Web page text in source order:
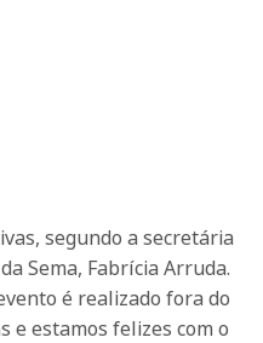
segundo a secretária
Sema, Fabrícia Arruda.
é realizado fora do
e estamos felizes com o